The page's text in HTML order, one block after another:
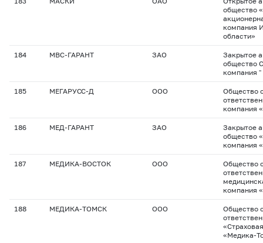
общество
компания
области»
184 МВС-ГАРАНТ ЗАО
Закрытое
общество
компания
185 МЕГАРУСС-Д ООО
Общество
компания
186 МЕД-ГАРАНТ ЗАО
Закрытое
общество
компания
187 МЕДИКА-ВОСТОК ООО
Общество
компания
188 МЕДИКА-ТОМСК ООО
Общество
«Медика-